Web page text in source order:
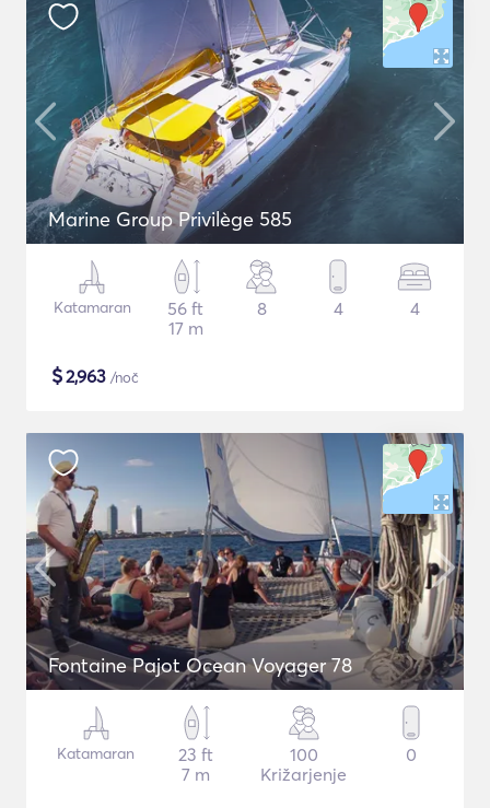
Marine Group Privilège 585
Katamaran
56 ft
17 m
8 4 4
$2,963 /noč
Fontaine Pajot Ocean Voyager 78
Katamaran
23 ft
7 m
100
Križarjenje
0